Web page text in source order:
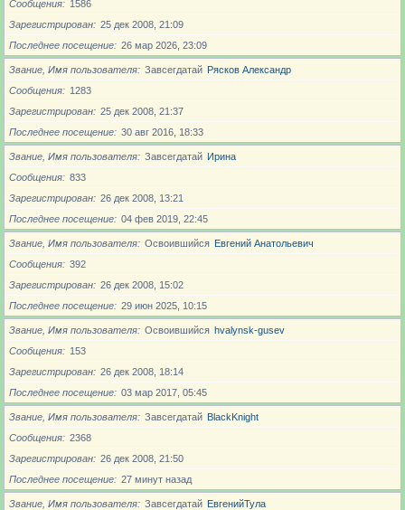
Сообщения
1586
Зарегистрирован
25 дек 2008, 21:09
Последнее посещение
26 мар 2026, 23:09
Звание, Имя пользователя Завсегдатай Рясков Александр
Сообщения
1283
Зарегистрирован
25 дек 2008, 21:37
Последнее посещение
30 авг 2016, 18:33
Звание, Имя пользователя Завсегдатай Ирина
Сообщения
833
Зарегистрирован
26 дек 2008, 13:21
Последнее посещение
04 фев 2019, 22:45
Звание, Имя пользователя Освоившийся Евгений Анатольевич
Сообщения
392
Зарегистрирован
26 дек 2008, 15:02
Последнее посещение
29 июн 2025, 10:15
Звание, Имя пользователя Освоившийся hvalynsk-gusev
Сообщения
153
Зарегистрирован
26 дек 2008, 18:14
Последнее посещение
03 мар 2017, 05:45
Звание, Имя пользователя Завсегдатай BlackKnight
Сообщения
2368
Зарегистрирован
26 дек 2008, 21:50
Последнее посещение
27 минут назад
Звание, Имя пользователя Завсегдатай ЕвгенийТула